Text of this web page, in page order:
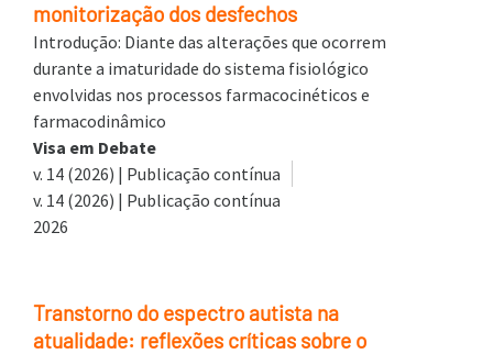
monitorização dos desfechos
Introdução: Diante das alterações que ocorrem
durante a imaturidade do sistema fisiológico
envolvidas nos processos farmacocinéticos e
farmacodinâmico
Visa em Debate
v. 14 (2026) | Publicação contínua
v. 14 (2026) | Publicação contínua
2026
Transtorno do espectro autista na
atualidade: reflexões críticas sobre o